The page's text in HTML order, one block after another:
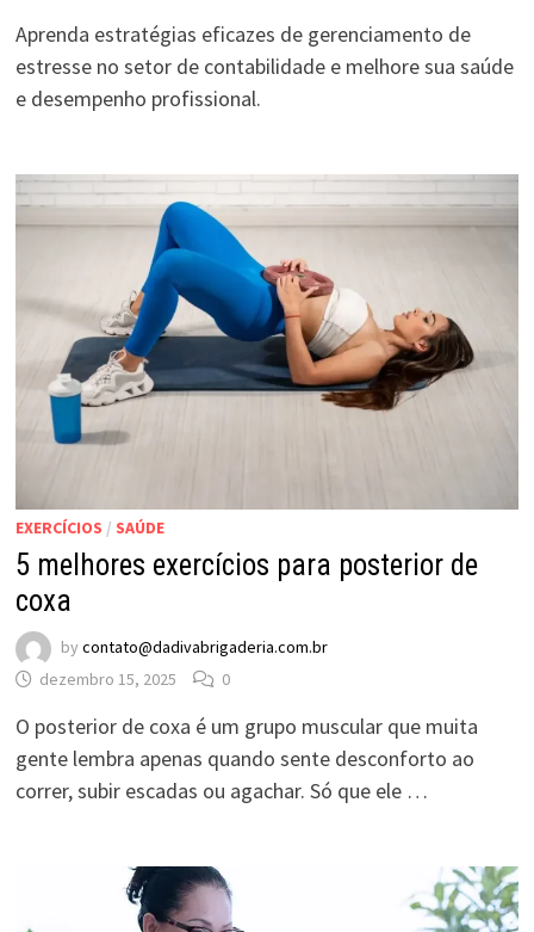
Aprenda estratégias eficazes de gerenciamento de
estresse no setor de contabilidade e melhore sua saúde
e desempenho profissional.
EXERCÍCIOS / SAÚDE
5 melhores exercícios para posterior de
coxa
by contato@dadivabrigaderia.com.br
dezembro 15, 2025
0
O posterior de coxa é um grupo muscular que muita
gente lembra apenas quando sente desconforto ao
correr, subir escadas ou agachar. Só que ele …